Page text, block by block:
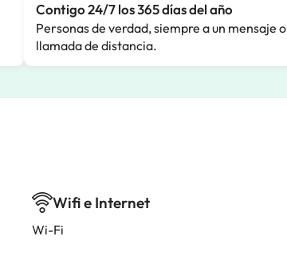
Contigo 24/7 los 365 días del año
Personas de verdad, siempre a un mensaje o
llamada de distancia.
Wifi e Internet
Wi-Fi